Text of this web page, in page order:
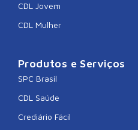
CDL Jovem
CDL Mulher
Produtos e Serviços
SPC Brasil
CDL Saúde
Crediário Fácil